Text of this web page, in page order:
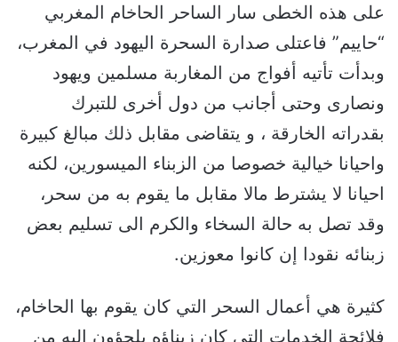
على هذه الخطى سار الساحر الحاخام المغربي
“حاييم” فاعتلى صدارة السحرة اليهود في المغرب،
وبدأت تأتيه أفواج من المغاربة مسلمين ويهود
ونصارى وحتى أجانب من دول أخرى للتبرك
بقدراته الخارقة ، و يتقاضى مقابل ذلك مبالغ كبيرة
واحيانا خيالية خصوصا من الزبناء الميسورين، لكنه
احيانا لا يشترط مالا مقابل ما يقوم به من سحر،
وقد تصل به حالة السخاء والكرم الى تسليم بعض
زبنائه نقودا إن كانوا معوزين.
كثيرة هي أعمال السحر التي كان يقوم بها الحاخام،
فلائحة الخدمات التي كان زبناؤه يلجؤون اليه من